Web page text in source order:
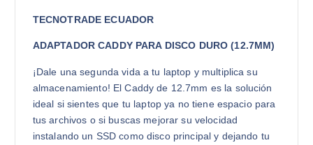
TECNOTRADE ECUADOR
ADAPTADOR CADDY PARA DISCO DURO (12.7MM)
¡Dale una segunda vida a tu laptop y multiplica su
almacenamiento! El Caddy de 12.7mm es la solución
ideal si sientes que tu laptop ya no tiene espacio para
tus archivos o si buscas mejorar su velocidad
instalando un SSD como disco principal y dejando tu